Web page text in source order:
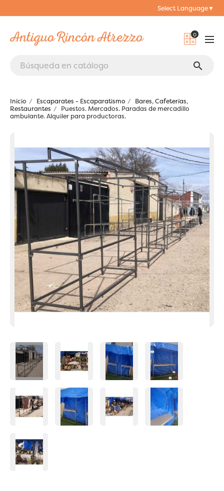
Select Language▼
0
search
Inicio Escaparates - Escaparatismo
Bares, Cafeterías,
Restaurantes
Puestos. Mercados. Paradas de mercadillo
ambulante. Alquiler para productoras.